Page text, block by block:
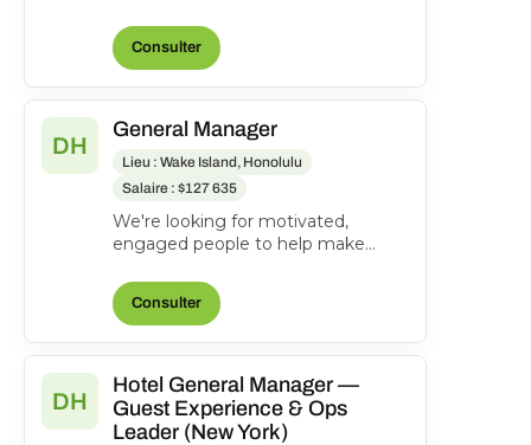
Revenue Strateg...
Consulter
DH
General Manager
Lieu : Wake Island, Honolulu
Salaire : $127 635
We're looking for motivated,
engaged people to help make
Manages and directs the operatio...
Consulter
DH
Hotel General Manager —
Guest Experience & Ops
Leader (New York)